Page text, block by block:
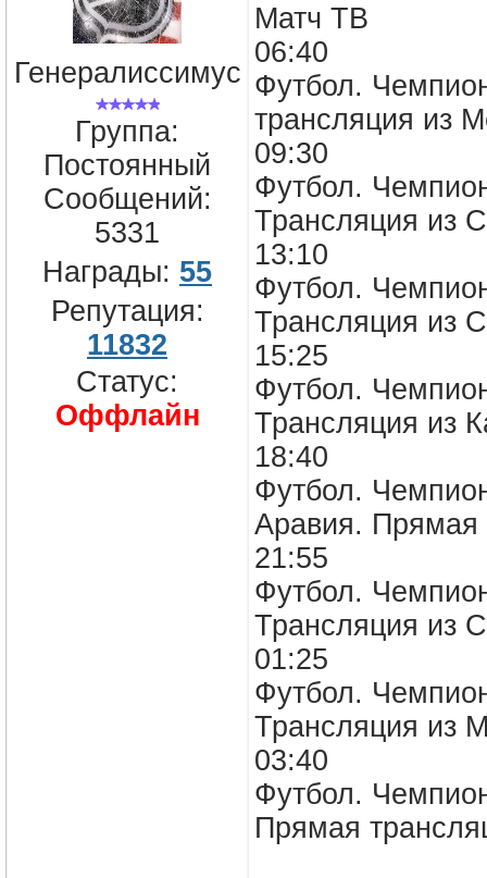
Генералиссимус
Группа:
Постоянный
Сообщений:
5331
Награды: 55
Репутация:
11832
Статус:
Оффлайн
Матч ТВ
06:40
Футбол.
трансляция из
09:30
Футбол.
Трансляция из
13:10
Футбол.
Трансляция из
15:25
Футбол.
Трансляция из
18:40
Футбол.
Аравия.
21:55
Футбол.
Трансляция из
01:25
Футбол.
Трансляция из
03:40
Футбол.
Прямая